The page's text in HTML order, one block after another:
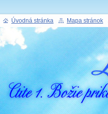
Úvodná stránka Mapa stránok